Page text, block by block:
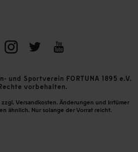
und Sportverein FORTUNA 1895 e.V.
vorbehalten.
Versandkosten. Änderungen und Irrtümer
ähnlich. Nur solange der Vorrat reicht.